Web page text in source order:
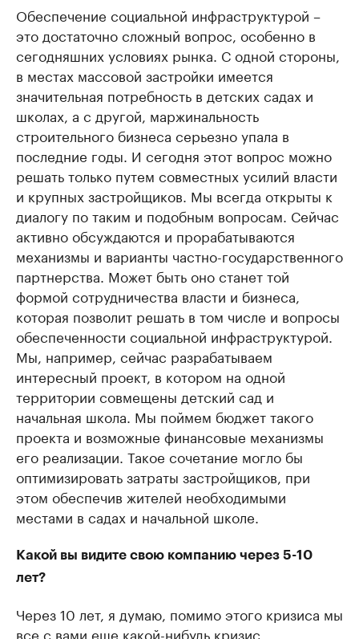
Обеспечение социальной инфраструктурой –
это достаточно сложный вопрос, особенно в
сегодняшних условиях рынка. С одной стороны,
в местах массовой застройки имеется
значительная потребность в детских садах и
школах, а с другой, маржинальность
строительного бизнеса серьезно упала в
последние годы. И сегодня этот вопрос можно
решать только путем совместных усилий власти
и крупных застройщиков. Мы всегда открыты к
диалогу по таким и подобным вопросам. Сейчас
активно обсуждаются и прорабатываются
механизмы и варианты частно-государственного
партнерства. Может быть оно станет той
формой сотрудничества власти и бизнеса,
которая позволит решать в том числе и вопросы
обеспеченности социальной инфраструктурой.
Мы, например, сейчас разрабатываем
интересный проект, в котором на одной
территории совмещены детский сад и
начальная школа. Мы поймем бюджет такого
проекта и возможные финансовые механизмы
его реализации. Такое сочетание могло бы
оптимизировать затраты застройщиков, при
этом обеспечив жителей необходимыми
местами в садах и начальной школе.
Какой вы видите свою компанию через 5-10
лет?
Через 10 лет, я думаю, помимо этого кризиса мы
все с вами еще какой-нибудь кризис